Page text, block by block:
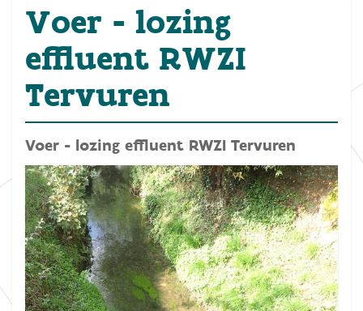
Voer - lozing
effluent RWZI
Tervuren
Voer - lozing effluent RWZI Tervuren